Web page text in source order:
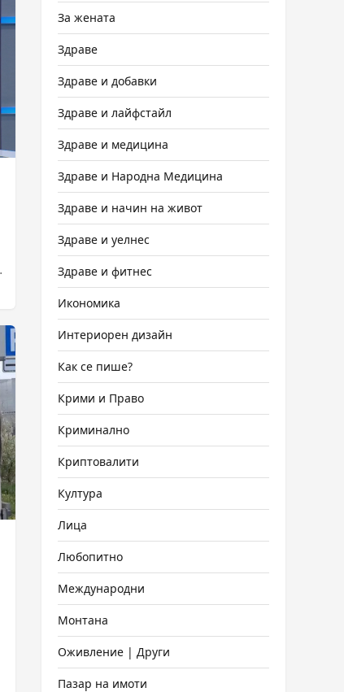
За жената
Здраве
Здраве и добавки
Здраве и лайфстайл
Здраве и медицина
Здраве и Народна Медицина
Здраве и начин на живот
Здраве и уелнес
Здраве и фитнес
Икономика
Интериорен дизайн
Как се пише?
Крими и Право
Криминално
Криптовалити
Култура
Лица
Любопитно
Международни
Монтана
Оживление | Други
Пазар на имоти